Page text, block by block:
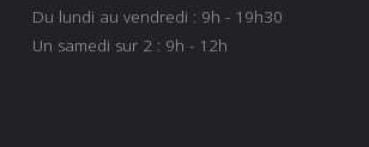
Du lundi au vendredi : 9h - 19h30
Un samedi sur 2 : 9h - 12h